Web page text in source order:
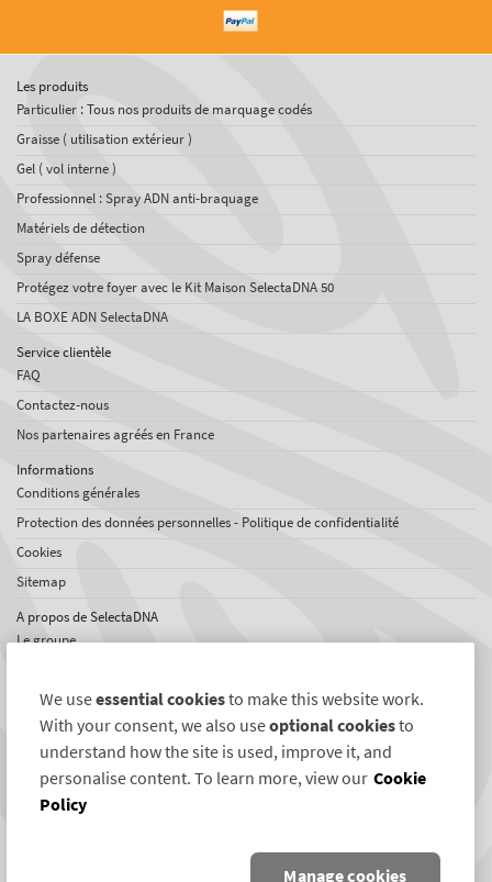
Les produits
Particulier : Tous nos produits de marquage codés
Graisse ( utilisation extérieur )
Gel ( vol interne )
Professionnel : Spray ADN anti-braquage
Matériels de détection
Spray défense
Protégez votre foyer avec le Kit Maison SelectaDNA 50
LA BOXE ADN SelectaDNA
Service clientèle
FAQ
Contactez-nous
Nos partenaires agréés en France
Informations
Conditions générales
Protection des données personnelles - Politique de confidentialité
Cookies
Sitemap
A propos de SelectaDNA
Le groupe
Témoignages
Réseaux international
News
Liens SelectaDNA
We useessential cookiesto make this website work.
With your consent, we also useoptional cookiesto
understand how the site is used, improve it, and
personalise content. To learn more, view our Cookie
Policy
Manage cookies